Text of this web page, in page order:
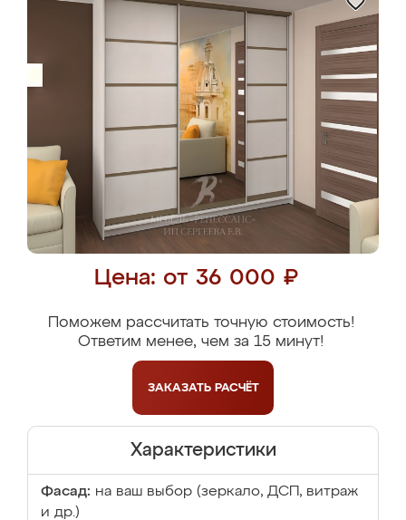
Цена: от 36 000 ₽
Поможем рассчитать точную стоимость!
Ответим менее, чем за 15 минут!
ЗАКАЗАТЬ РАСЧЁТ
Характеристики
Фасад: на ваш выбор (зеркало, ДСП, витраж
и др.)